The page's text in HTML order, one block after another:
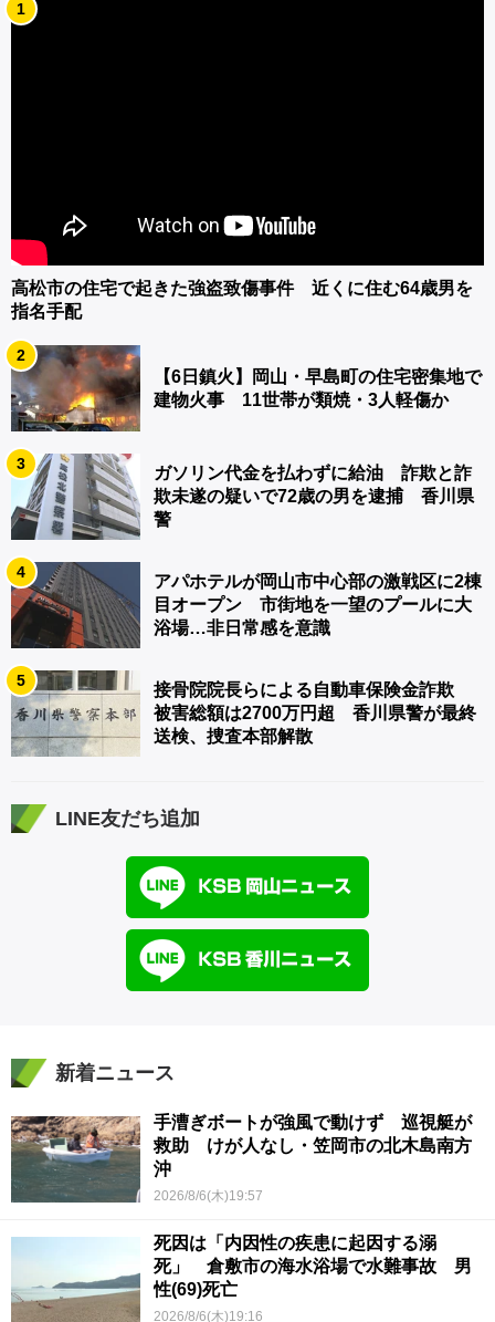
1
高松市の住宅で起きた強盗致傷事件 近くに住む64歳男を
指名手配
2
【6日鎮火】岡山・早島町の住宅密集地で
建物火事 11世帯が類焼・3人軽傷か
3
ガソリン代金を払わずに給油 詐欺と詐
欺未遂の疑いで72歳の男を逮捕 香川県
警
4
アパホテルが岡山市中心部の激戦区に2棟
目オープン 市街地を一望のプールに大
浴場…非日常感を意識
5
接骨院院長らによる自動車保険金詐欺
被害総額は2700万円超 香川県警が最終
送検、捜査本部解散
LINE友だち追加
新着ニュース
手漕ぎボートが強風で動けず 巡視艇が
救助 けが人なし・笠岡市の北木島南方
沖
2026/8/6(木)19:57
死因は「内因性の疾患に起因する溺
死」 倉敷市の海水浴場で水難事故 男
性(69)死亡
2026/8/6(木)19:16